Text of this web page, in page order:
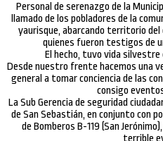
Personal de serenazgo de la
llamado de los pobladores de la
yaurisque, abarcando territorio
quienes fueron testigos de
El hecho, tuvo vida silvestre
Desde nuestro frente hacemos una
general a tomar conciencia de las
consigo
La Sub Gerencia de seguridad
de San Sebastián, en conjunto con
de Bomberos B-119 (San